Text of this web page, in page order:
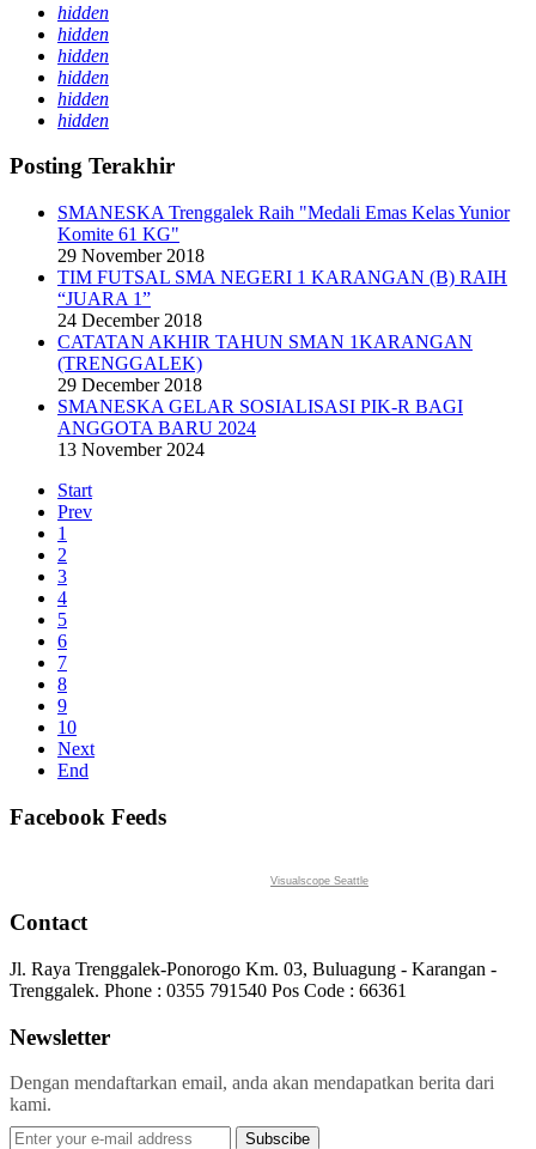
hidden
hidden
hidden
hidden
hidden
hidden
Posting Terakhir
SMANESKA Trenggalek Raih "Medali Emas Kelas Yunior
Komite 61 KG"
29 November 2018
TIM FUTSAL SMA NEGERI 1 KARANGAN (B) RAIH
“JUARA 1”
24 December 2018
CATATAN AKHIR TAHUN SMAN 1KARANGAN
(TRENGGALEK)
29 December 2018
SMANESKA GELAR SOSIALISASI PIK-R BAGI
ANGGOTA BARU 2024
13 November 2024
Start
Prev
1
2
3
4
5
6
7
8
9
10
Next
End
Facebook Feeds
Visualscope Seattle
Contact
Jl. Raya Trenggalek-Ponorogo Km. 03, Buluagung - Karangan -
Trenggalek. Phone : 0355 791540 Pos Code : 66361
Newsletter
Dengan mendaftarkan email, anda akan mendapatkan berita dari
kami.
Subscibe